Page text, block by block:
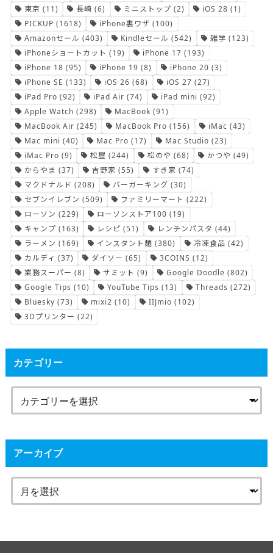
東京 (11) 長崎 (6) ミニストップ (2) iOS 28 (1)
PICKUP (1618) iPhone裏ワザ (100)
Amazonセール (403) Kindleセール (542) 雑学 (123)
iPhoneショートカット (19) iPhone 17 (193)
iPhone 18 (95) iPhone 19 (8) iPhone 20 (3)
iPhone SE (133) iOS 26 (68) iOS 27 (27)
iPad Pro (92) iPad Air (74) iPad mini (92)
Apple Watch (298) MacBook (91)
MacBook Air (245) MacBook Pro (156) iMac (43)
Mac mini (40) Mac Pro (17) Mac Studio (23)
iMac Pro (9) 松屋 (244) 松のや (68) かつや (49)
からやま (37) 吉野家 (55) すき家 (74)
マクドナルド (208) バーガーキング (30)
セブンイレブン (509) ファミリーマート (222)
ローソン (229) ローソンストア100 (19)
キャンプ (163) レシピ (51) レンチンパスタ (44)
ラーメン (169) インスタント麺 (380) 冷凍食品 (42)
カルディ (37) ダイソー (65) 3COINS (12)
業務スーパー (8) サミット (9) Google Doodle (802)
Google Tips (10) YouTube Tips (13) Threads (272)
Bluesky (73) mixi2 (10) IIJmio (102)
3Dプリンター (22)
カテゴリー
アーカイブ